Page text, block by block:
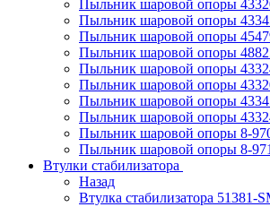
Пыльник шаровой опоры
Пыльник шаровой опоры
Пыльник шаровой опоры
Пыльник шаровой опоры
Пыльник шаровой опоры
Пыльник шаровой опоры
Пыльник шаровой опоры
Пыльник шаровой опоры
Пыльник шаровой опоры 8-
Пыльник шаровой опоры 8-
Втулки стабилизатора
Назад
Втулка стабилизатора 51381-